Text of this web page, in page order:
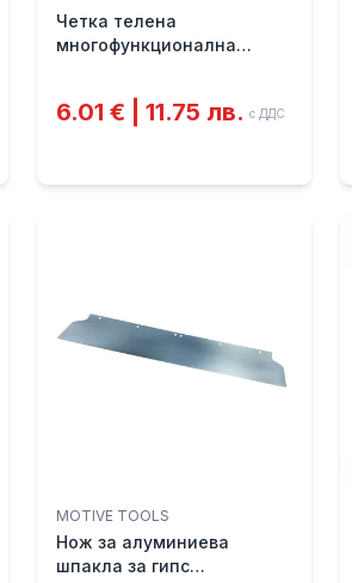
Четка телена
многофункционална
6.01 € | 11.75 лв. с ДДС
MOTIVE TOOLS
Нож за алуминиева
шпакла за гипс